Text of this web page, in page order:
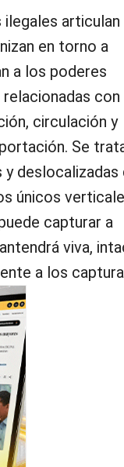
articulan
en torno a
a los poderes
con
circulación y
Se
deslocalizadas
únicos
capturar a
viva,
a los